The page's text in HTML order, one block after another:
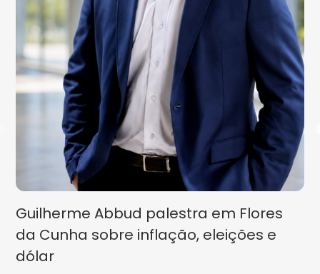
Guilherme Abbud palestra em Flores
da Cunha sobre inflação, eleições e
dólar